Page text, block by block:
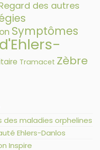
des autres
Symptômes
Tramacet Zèbre
maladies orphelines
Ehlers-Danlos
Inspire